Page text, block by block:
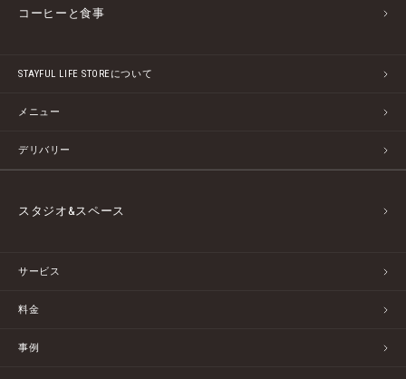
コーヒーと食事
STAYFUL LIFE STOREについて
メニュー
デリバリー
スタジオ&スペース
サービス
料金
事例